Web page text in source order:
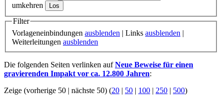
umkehren
Filter
Vorlageneinbindungen ausblenden | Links ausblenden |
Weiterleitungen ausblenden
Die folgenden Seiten verlinken aufNeue Beweise für einen
gravierenden Impakt vor ca. 12.800 Jahren:
Zeige (vorherige 50 | nächste 50) (20 | 50 | 100 | 250 | 500)